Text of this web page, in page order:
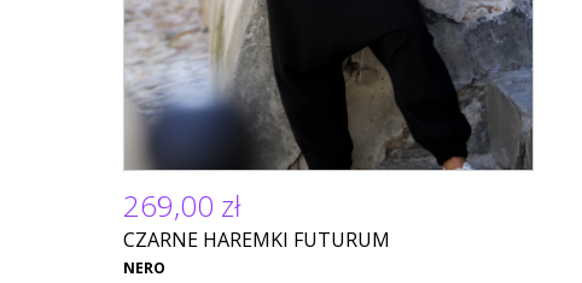
269,00 zł
CZARNE HAREMKI FUTURUM
NERO